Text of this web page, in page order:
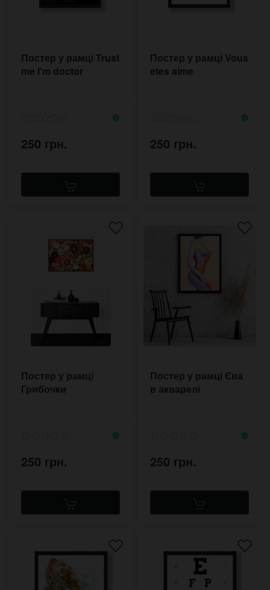
Постер у рамці Trust
me I'm doctor
250 грн.
Постер у рамці Vous
etes aime
250 грн.
Постер у рамці
Грибочки
250 грн.
Постер у рамці Єва
в акварелі
250 грн.